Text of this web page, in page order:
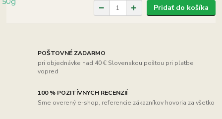
Pridať do košíka
POŠTOVNÉ ZADARMO
pri objednávke nad 40 € Slovenskou poštou pri platbe
vopred
100 % POZITÍVNYCH RECENZIÍ
Sme overený e-shop, referencie zákazníkov hovoria za všetko